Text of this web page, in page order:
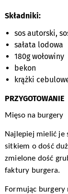
Składniki:
sos autorski,
sałata lodowa
180g wołowiny
bekon
krążki
PRZYGOTOWANIE
Mięso na burgery
Najlepiej mielić je
sitkiem o dość
zmielone dość
faktury burgera.
Formując burgery